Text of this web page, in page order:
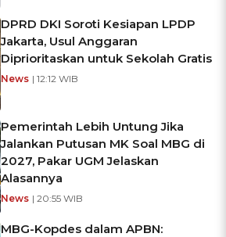
DPRD DKI Soroti Kesiapan LPDP
Jakarta, Usul Anggaran
Diprioritaskan untuk Sekolah Gratis
News | 12:12 WIB
Pemerintah Lebih Untung Jika
Jalankan Putusan MK Soal MBG di
2027, Pakar UGM Jelaskan
Alasannya
News | 20:55 WIB
MBG-Kopdes dalam APBN: